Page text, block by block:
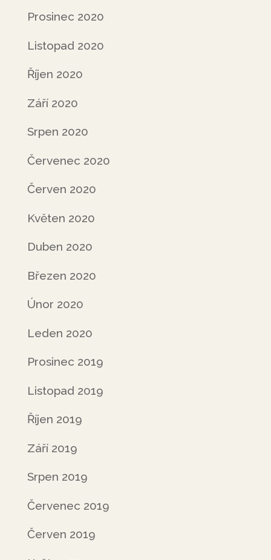
Prosinec 2020
Listopad 2020
Říjen 2020
Září 2020
Srpen 2020
Červenec 2020
Červen 2020
Květen 2020
Duben 2020
Březen 2020
Únor 2020
Leden 2020
Prosinec 2019
Listopad 2019
Říjen 2019
Září 2019
Srpen 2019
Červenec 2019
Červen 2019